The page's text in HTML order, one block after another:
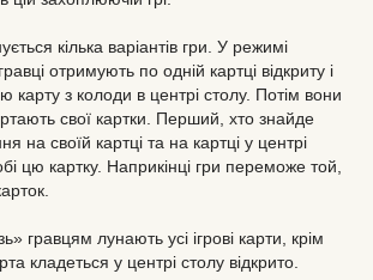
кілька варіантів гри. У режимі
отримують по одній картці відкриту і
карту з колоди в центрі столу. Потім вони
свої картки. Перший, хто знайде
на своїй картці та на картці у центрі
цю картку. Наприкінці гри переможе той,
гравцям лунають усі ігрові карти, крім
кладеться у центрі столу відкрито.